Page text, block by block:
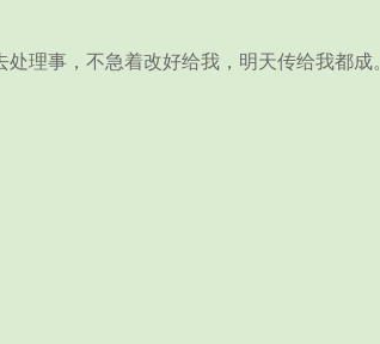
理事，不急着改好给我，明天传给我都成